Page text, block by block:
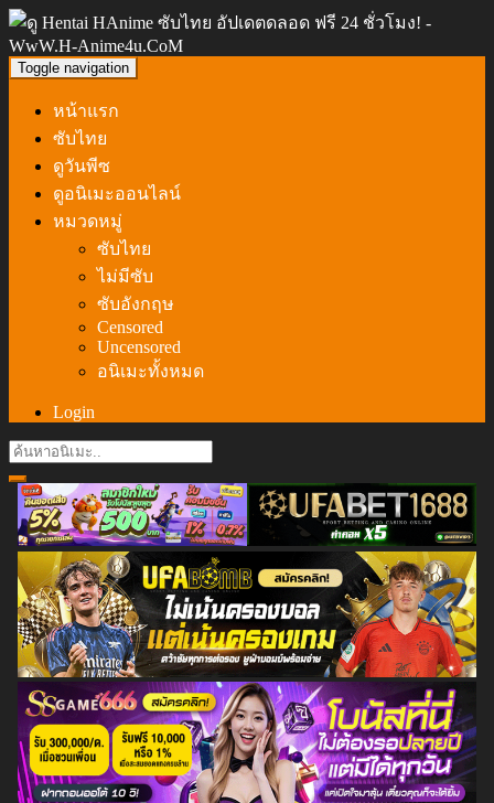
Toggle navigation
หน้าแรก
ซับไทย
ดูวันพีซ
ดูอนิเมะออนไลน์
หมวดหมู่
ซับไทย
ไม่มีซับ
ซับอังกฤษ
Censored
Uncensored
อนิเมะทั้งหมด
Login